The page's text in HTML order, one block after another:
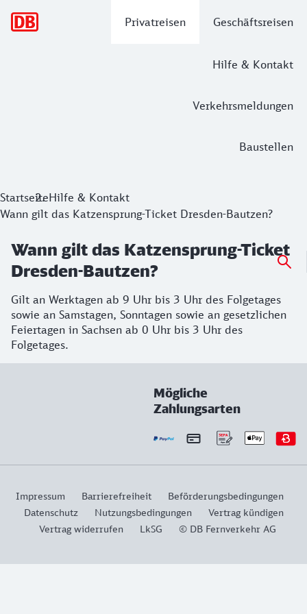
Privatreisen Geschäftsreisen
Hilfe & Kontakt
Verkehrsmeldungen
Baustellen
StartseiteHilfe & Kontakt
Wann gilt das Katzensprung-Ticket Dresden-Bautzen?
Wann gilt das Katzensprung-Ticket
Dresden-Bautzen?
Gilt an Werktagen ab 9 Uhr bis 3 Uhr des Folgetages
sowie an Samstagen, Sonntagen sowie an gesetzlichen
Feiertagen in Sachsen ab 0 Uhr bis 3 Uhr des
Folgetages.
Mögliche
Zahlungsarten
Impressum Barrierefreiheit
Beförderungsbedingungen
Datenschutz
Nutzungsbedingungen
Vertrag kündigen
Vertrag widerrufen
LkSG © DB Fernverkehr AG